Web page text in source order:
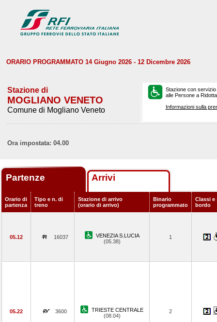
ORARIO PROGRAMMATO 14 Giugno 2026 - 12 Dicembre 2026
Stazione di
MOGLIANO VENETO
Comune di Mogliano Veneto
Stazione con
alle Persone a
Informazioni sulla
Ora impostata: 04.00
Partenze Arrivi
Orario di
partenza
Tipo e n. di
treno
Stazione di arrivo
(orario di arrivo)
Binario
programmato
Classi e
bordo
05.12 16037
VENEZIA S.LUCIA
(05.38)
1
05.22 3600
TRIESTE CENTRALE
(08.04)
2